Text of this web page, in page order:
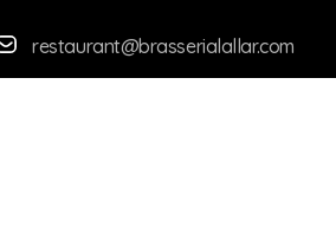
restaurant@brasserialallar.com